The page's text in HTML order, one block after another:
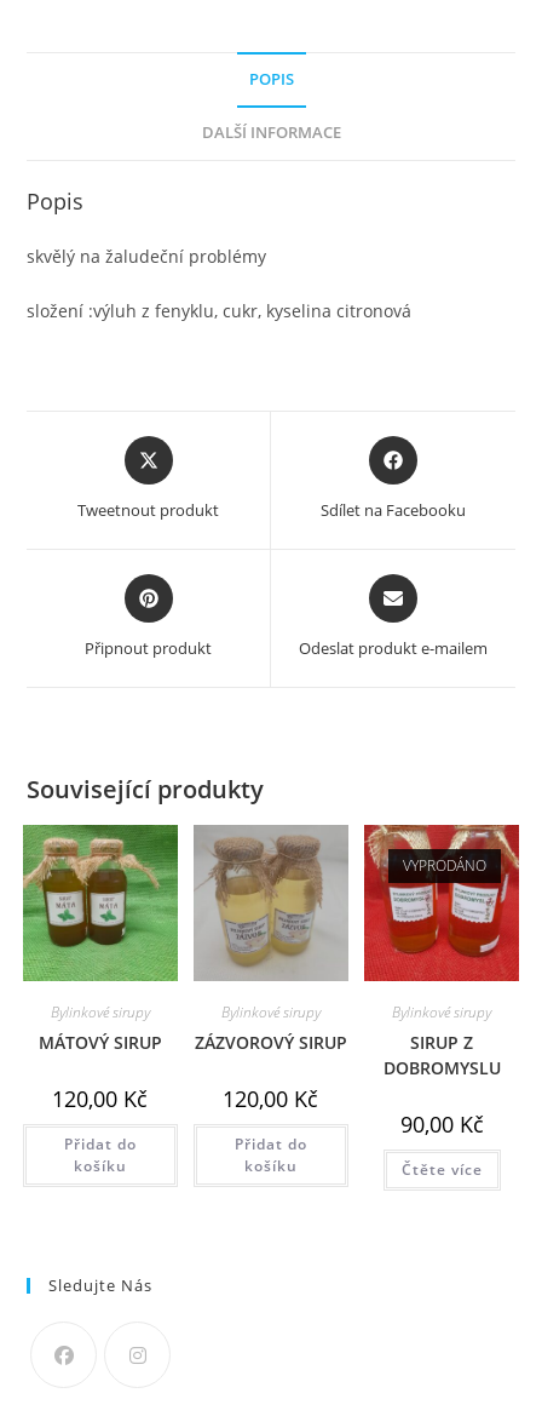
POPIS
DALŠÍ INFORMACE
Popis
skvělý na žaludeční problémy
složení :výluh z fenyklu, cukr, kyselina citronová
Opens
in
Tweetnout produkt
Opens
in
Sdílet na Facebooku
Opens
in
new
Připnout produkt
Opens
in
Odeslat produkt e-mailem
Související produkty
Bylinkové sirupy
MÁTOVÝ SIRUP
120,00 Kč
Přidat do
košíku
Bylinkové sirupy
ZÁZVOROVÝ SIRUP
120,00 Kč
Přidat do
košíku
VYPRODÁNO
Bylinkové sirupy
SIRUP Z
DOBROMYSLU
90,00 Kč
Čtěte více
Sledujte Nás